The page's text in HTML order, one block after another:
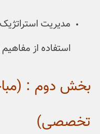
استراتژیک (ترسیم
از مفاهیم قبلی)
: (مباحث